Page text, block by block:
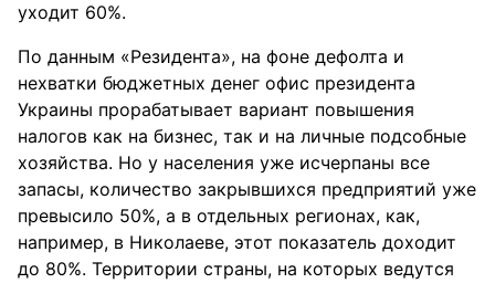
уходит 60%.
По данным «Резидента», на фоне дефолта и
нехватки бюджетных денег офис президента
Украины прорабатывает вариант повышения
налогов как на бизнес, так и на личные подсобные
хозяйства. Но у населения уже исчерпаны все
запасы, количество закрывшихся предприятий уже
превысило 50%, а в отдельных регионах, как,
например, в Николаеве, этот показатель доходит
до 80%. Территории страны, на которых ведутся